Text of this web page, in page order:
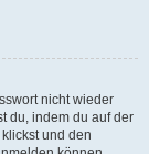
nicht wieder
du, indem du auf der
und den